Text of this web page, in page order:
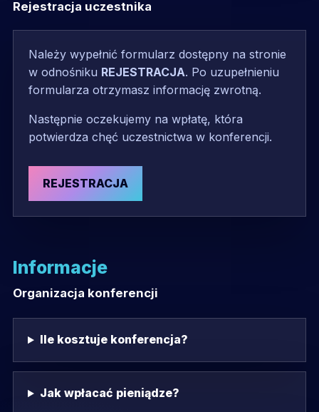
Rejestracja uczestnika
Należy wypełnić formularz dostępny na stronie
w odnośniku REJESTRACJA. Po uzupełnieniu
formularza otrzymasz informację zwrotną.
Następnie oczekujemy na wpłatę, która
potwierdza chęć uczestnictwa w konferencji.
REJESTRACJA
Informacje
Organizacja konferencji
Ile kosztuje konferencja?
Jak wpłacać pieniądze?